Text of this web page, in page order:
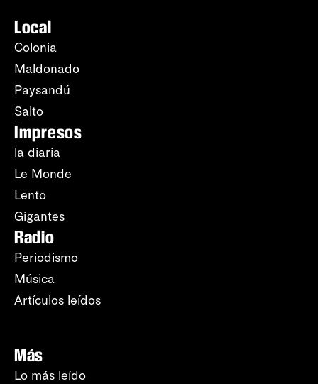
Local
Colonia
Maldonado
Paysandú
Salto
Impresos
la diaria
Le Monde
Lento
Gigantes
Radio
Periodismo
Música
Artículos leídos
Más
Lo más leído